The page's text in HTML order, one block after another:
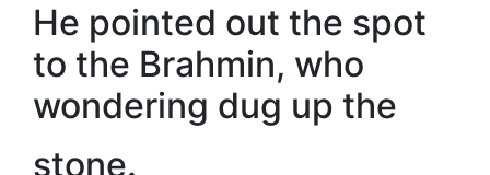
He pointed out the spot
to the Brahmin, who
wondering dug up the
stone.